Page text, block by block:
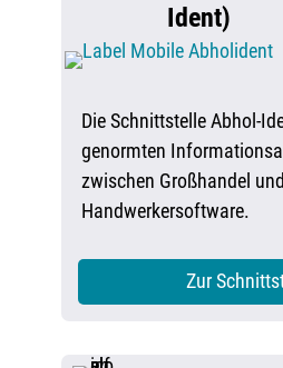
Ident)
Die Schnittstelle Abhol-
genormten
zwischen Großhandel und
Handwerkersoftware.
Zur